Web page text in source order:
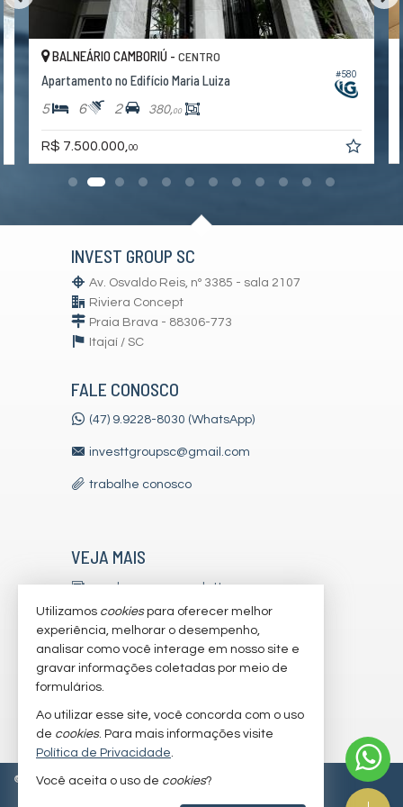
Piscina
Medidores Individuais
Automação Predial
Piscina Infantil
Bicicletário
Câmeras de Segurança
Elevador
Entrada para Banhistas
Box de Praia
Acessibilidade para PNE
#580
BALNEÁRIO CAMBORIÚ -CENTRO
Apartamento no Edifício Maria Luiza
5 6 2 380,00
R$ 7.500.000,00
INVEST GROUP SC
Av. Osvaldo Reis, nº 3385 - sala 2107
Riviera Concept
Praia Brava - 88306-773
Itajaí / SC
FALE CONOSCO
(47) 9.9228-8030 (WhatsApp)
investtgroupsc@gmail.com
trabalhe conosco
VEJA MAIS
receba nosso newsletter
indicadores financeiros
cadastre seu imóvel
imóveis favoritos
mapa de imóveis
© 2026 CRECI/SC 7179-J Política de Privacidade
Utilizamos cookiespara oferecer melhor
experiência, melhorar o desempenho,
analisar como você interage em nosso site e
gravar informações coletadas por meio de
formulários.
Ao utilizar esse site, você concorda com o uso
de cookies. Para mais informações visite
Política de Privacidade.
Você aceita o uso de cookies?